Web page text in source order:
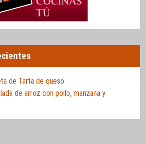
de Tarta de queso
de arroz con pollo, manzana y